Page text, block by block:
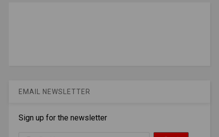
EMAIL NEWSLETTER
Sign up for the newsletter